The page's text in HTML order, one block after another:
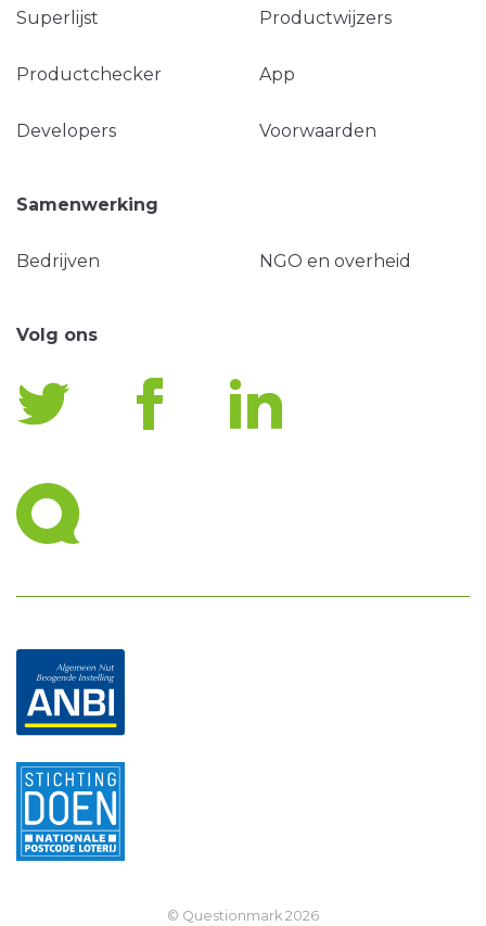
Superlijst Productwijzers
Productchecker App
Developers Voorwaarden
Samenwerking
Bedrijven NGO en overheid
Volg ons
© Questionmark 2026